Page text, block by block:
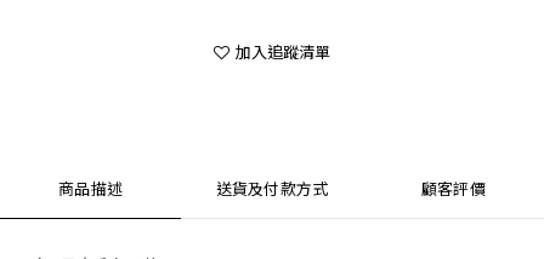
加入追蹤清單
商品描述 送貨及付款方式 顧客評價